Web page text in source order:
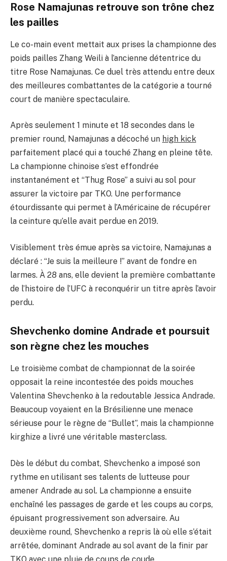
Rose Namajunas retrouve son trône chez
les pailles
Le co-main event mettait aux prises la championne des
poids pailles Zhang Weili à l’ancienne détentrice du
titre Rose Namajunas. Ce duel très attendu entre deux
des meilleures combattantes de la catégorie a tourné
court de manière spectaculaire.
Après seulement 1 minute et 18 secondes dans le
premier round, Namajunas a décoché un high kick
parfaitement placé qui a touché Zhang en pleine tête.
La championne chinoise s’est effondrée
instantanément et “Thug Rose” a suivi au sol pour
assurer la victoire par TKO. Une performance
étourdissante qui permet à l’Américaine de récupérer
la ceinture qu’elle avait perdue en 2019.
Visiblement très émue après sa victoire, Namajunas a
déclaré : “Je suis la meilleure !” avant de fondre en
larmes. À 28 ans, elle devient la première combattante
de l’histoire de l’UFC à reconquérir un titre après l’avoir
perdu.
Shevchenko domine Andrade et poursuit
son règne chez les mouches
Le troisième combat de championnat de la soirée
opposait la reine incontestée des poids mouches
Valentina Shevchenko à la redoutable Jessica Andrade.
Beaucoup voyaient en la Brésilienne une menace
sérieuse pour le règne de “Bullet”, mais la championne
kirghize a livré une véritable masterclass.
Dès le début du combat, Shevchenko a imposé son
rythme en utilisant ses talents de lutteuse pour
amener Andrade au sol. La championne a ensuite
enchaîné les passages de garde et les coups au corps,
épuisant progressivement son adversaire. Au
deuxième round, Shevchenko a repris là où elle s’était
arrêtée, dominant Andrade au sol avant de la finir par
TKO avec une pluie de coups de coude.